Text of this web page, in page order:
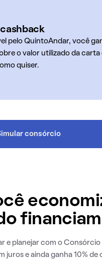
cashback
pelo QuintoAndar, você
o valor utilizado da carta
quiser.
consórcio
e planejar com o
juros e ainda ganha 10%